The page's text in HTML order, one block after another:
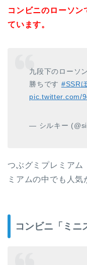
コンビニのローソン
ています。
九段下のローソ
勝ちです #SSR
pic.twitter.com/
— シルキー
つぶグミプレミアム
ミアムの中でも人
コンビニ「ミニ